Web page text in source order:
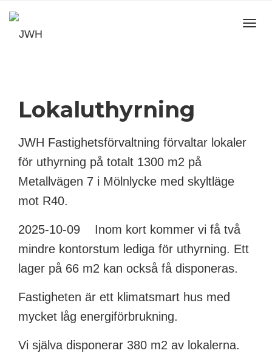
Lokaluthyrning
JWH Fastighetsförvaltning förvaltar lokaler
för uthyrning på totalt 1300 m2 på
Metallvägen 7 i Mölnlycke med skyltläge
mot R40.
2025-10-09 Inom kort kommer vi få två
mindre kontorstum lediga för uthyrning. Ett
lager på 66 m2 kan också få disponeras.
Fastigheten är ett klimatsmart hus med
mycket låg energiförbrukning.
Vi själva disponerar 380 m2 av lokalerna.